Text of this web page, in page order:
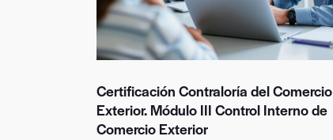
Certificación Contraloría del Comercio
Exterior. Módulo III Control Interno de
Comercio Exterior